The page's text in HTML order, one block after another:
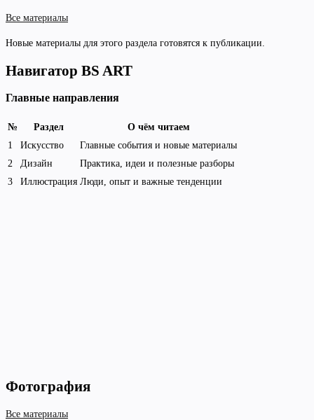
Все материалы
Новые материалы для этого раздела готовятся к публикации.
Навигатор BS ART
Главные направления
№ Раздел
О чём читаем
1
Искусство
Главные события и новые материалы
2
Дизайн
Практика, идеи и полезные разборы
3
Иллюстрация Люди, опыт и важные тенденции
Фотография
Все материалы